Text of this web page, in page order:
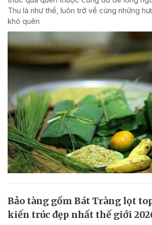
Thu là như thế, luôn trở về cùng những
khó quên
Bảo tàng gốm Bát Tràng lọt
kiến trúc đẹp nhất thế giới